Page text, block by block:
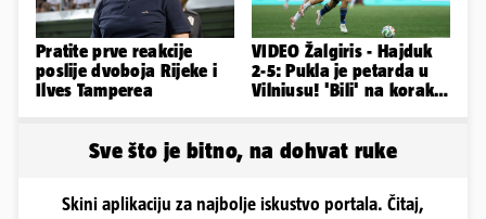
Pratite prve reakcije
poslije dvoboja Rijeke i
Ilves Tamperea
VIDEO Žalgiris - Hajduk
2-5: Pukla je petarda u
Vilniusu! 'Bili' na korak
Sve što je bitno, na dohvat ruke
Skini aplikaciju za najbolje iskustvo portala. Čitaj,